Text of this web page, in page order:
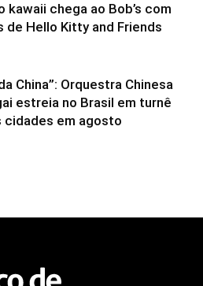
kawaii chega ao Bob’s com
de Hello Kitty and Friends
China”: Orquestra Chinesa
estreia no Brasil em turnê
cidades em agosto